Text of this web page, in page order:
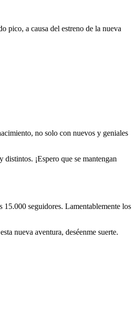
pico, a causa del estreno de la nueva
no solo con nuevos y geniales
distintos. ¡Espero que se mantengan
15.000 seguidores. Lamentablemente los
nueva aventura, deséenme suerte.